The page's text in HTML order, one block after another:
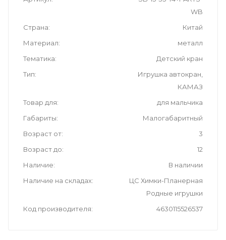
WB
Страна
Китай
Материал
металл
Тематика
Детский кран
Тип
Игрушка автокран,
КАМАЗ
Товар для
для мальчика
Габариты
Малогабаритный
Возраст от
3
Возраст до
12
Наличие
В наличии
Наличие на складах
ЦС Химки-Планерная
Родные игрушки
Код производителя
4630115526537